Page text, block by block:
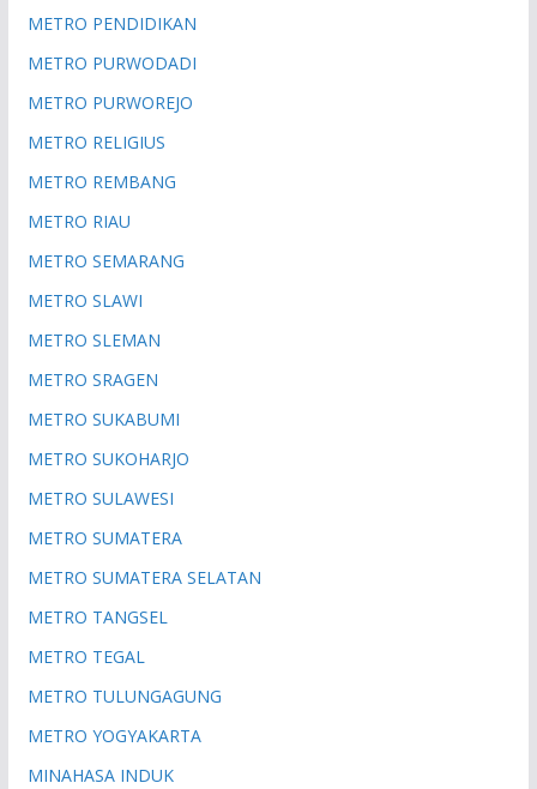
METRO PENDIDIKAN
METRO PURWODADI
METRO PURWOREJO
METRO RELIGIUS
METRO REMBANG
METRO RIAU
METRO SEMARANG
METRO SLAWI
METRO SLEMAN
METRO SRAGEN
METRO SUKABUMI
METRO SUKOHARJO
METRO SULAWESI
METRO SUMATERA
METRO SUMATERA SELATAN
METRO TANGSEL
METRO TEGAL
METRO TULUNGAGUNG
METRO YOGYAKARTA
MINAHASA INDUK